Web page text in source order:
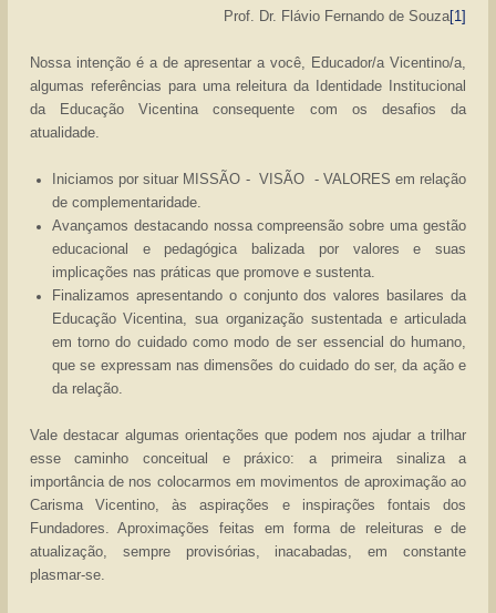
Prof. Dr. Flávio Fernando de Souza [1]
Nossa intenção é a de apresentar a você, Educador/a Vicentino/a,
algumas referências para uma releitura da Identidade Institucional
da Educação Vicentina consequente com os desafios da
atualidade.
Iniciamos por situar MISSÃO - VISÃO - VALORES em relação
de complementaridade.
Avançamos destacando nossa compreensão sobre uma gestão
educacional e pedagógica balizada por valores e suas
implicações nas práticas que promove e sustenta.
Finalizamos apresentando o conjunto dos valores basilares da
Educação Vicentina, sua organização sustentada e articulada
em torno do cuidado como modo de ser essencial do humano,
que se expressam nas dimensões do cuidado do ser, da ação e
da relação.
Vale destacar algumas orientações que podem nos ajudar a trilhar
esse caminho conceitual e práxico: a primeira sinaliza a
importância de nos colocarmos em movimentos de aproximação ao
Carisma Vicentino, às aspirações e inspirações fontais dos
Fundadores. Aproximações feitas em forma de releituras e de
atualização, sempre provisórias, inacabadas, em constante
plasmar-se.